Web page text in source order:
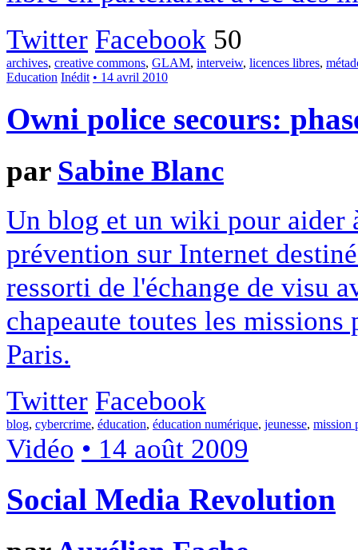
Twitter Facebook 50
archives, creative commons, GLAM, interveiw, licences libres,
Education Inédit • 14 avril 2010
Owni police secours:
par Sabine Blanc
Un blog et un wiki pour aider
prévention sur Internet
ressorti de l'échange de visu
chapeaute toutes les
Paris.
Twitter Facebook
blog, cybercrime, éducation, éducation numérique, jeunesse, mission
Vidéo • 14 août 2009
Social Media Revolution